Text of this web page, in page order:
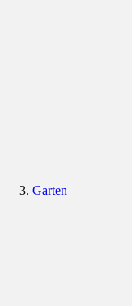
Garten